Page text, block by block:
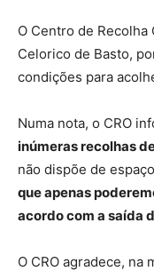
O Centro de Recolha
Celorico de Basto,
condições para
Numa nota, o CRO
inúmeras recolhas
não dispõe de
que apenas
acordo com a saída
O CRO agradece, na